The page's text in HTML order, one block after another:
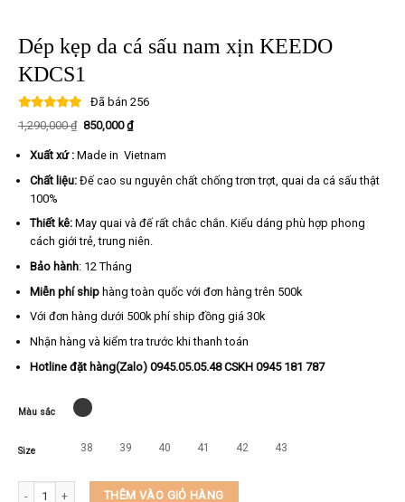
Dép kẹp da cá sấu nam xịn KEEDO
KDCS1
Đã bán 256
1,290,000₫ Giá
1,290,000 ₫.
850,000₫Giá
hiện
là:
Xuất xứ :Made in Vietnam
Chất liệu:Đế cao su nguyên chất chống trơn trợt, quai da cá sấu thật
100%
Thiết kê:May quai và đế rất chắc chắn. Kiểu dáng phù hợp phong
cách giới trẻ, trung niên.
Bảo hành: 12 Tháng
Miễn phí shiphàng toàn quốc với đơn hàng trên 500k
Với đơn hàng dưới 500k phí ship đồng giá 30k
Nhận hàng và kiểm tra trước khi thanh toán
Hotline đặt hàng(Zalo) 0945.05.05.48 CSKH 0945 181 787
Màu sắc
Size 38 39 40 41 42 43
Dép kẹp da cá sấu nam xịn KEEDO KDCS1 số lượng
THÊM VÀO GIỎ HÀNG